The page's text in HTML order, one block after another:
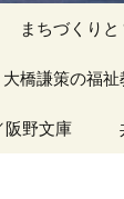
まちづくりと
（１）
大橋謙策の福
アーカイブ（１
阪野文庫